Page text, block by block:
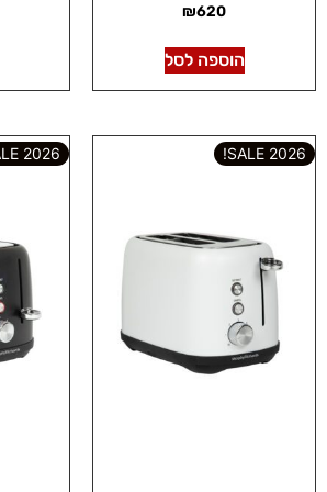
₪620
הוספה לסל
2026 SALE!
2026 SALE!